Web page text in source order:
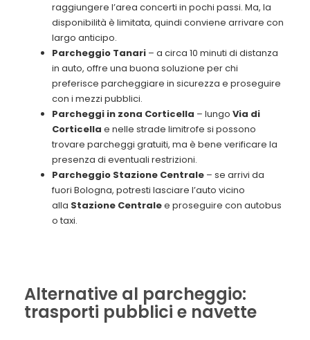
raggiungere l’area concerti in pochi passi. Ma, la
disponibilità è limitata, quindi conviene arrivare con
largo anticipo.
Parcheggio Tanari – a circa 10 minuti di distanza
in auto, offre una buona soluzione per chi
preferisce parcheggiare in sicurezza e proseguire
con i mezzi pubblici.
Parcheggi in zona Corticella – lungo Via di
Corticella e nelle strade limitrofe si possono
trovare parcheggi gratuiti, ma è bene verificare la
presenza di eventuali restrizioni.
Parcheggio Stazione Centrale – se arrivi da
fuori Bologna, potresti lasciare l’auto vicino
alla Stazione Centralee proseguire con autobus
o taxi.
Alternative al parcheggio:
trasporti pubblici e navette